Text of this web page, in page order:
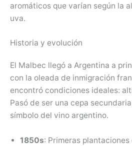
aromáticos que varían según la
uva.
Historia y evolución
El Malbec llegó a Argentina a
con la oleada de inmigración
encontró condiciones ideales:
Pasó de ser una cepa
símbolo del vino argentino.
1850s: Primeras